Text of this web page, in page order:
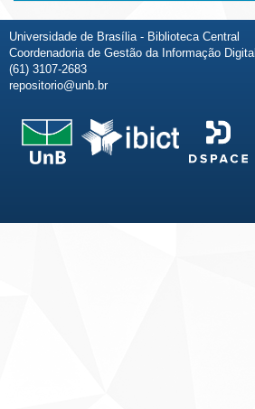
Universidade de Brasília - Biblioteca Central
Coordenadoria de Gestão da Informação
(61) 3107-2683
repositorio@unb.br